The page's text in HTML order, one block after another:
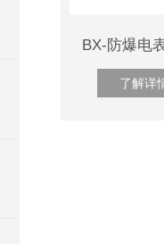
了解详